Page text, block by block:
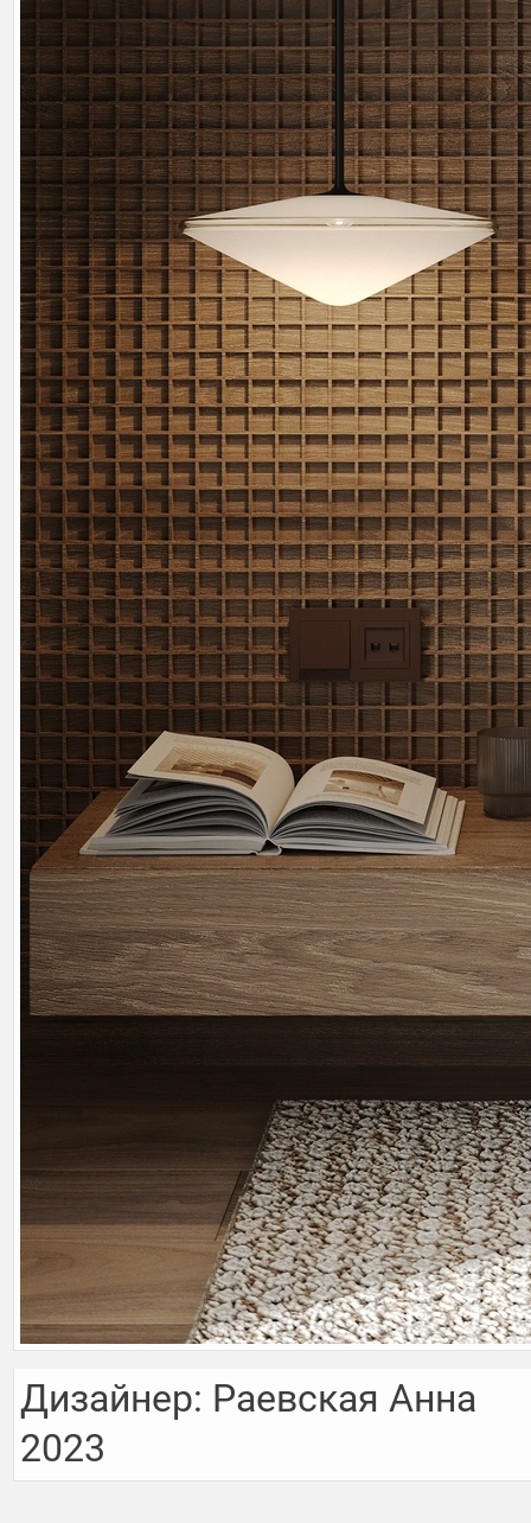
Дизайнер: Раевская Анна
2023